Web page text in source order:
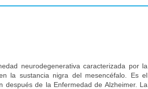
neurodegenerativa caracterizada por la
la sustancia nigra del mesencéfalo. Es el
después de la Enfermedad de Alzheimer. La